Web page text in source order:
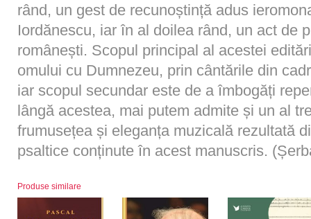
rând, un gest de recunoștință adus
Iordănescu, iar în al doilea rând, un act de
românești. Scopul principal al acestei
omului cu Dumnezeu, prin cântările din
iar scopul secundar este de a îmbogăți
lângă acestea, mai putem admite și un al
frumusețea și eleganța muzicală rezultată
psaltice conținute în acest manuscris.
Produse similare